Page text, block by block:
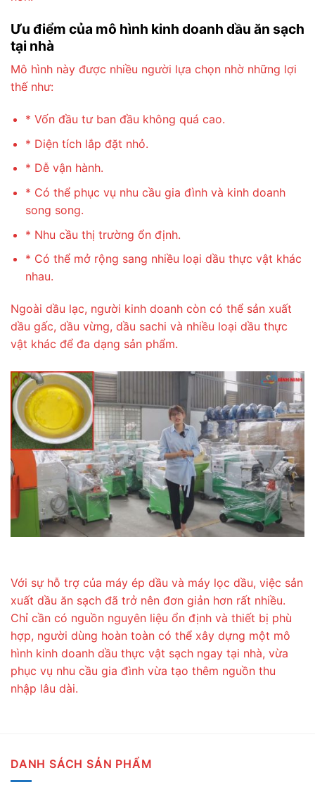
Ưu điểm của mô hình kinh doanh dầu ăn sạch
tại nhà
Mô hình này được nhiều người lựa chọn nhờ những lợi
thế như:
* Vốn đầu tư ban đầu không quá cao.
* Diện tích lắp đặt nhỏ.
* Dễ vận hành.
* Có thể phục vụ nhu cầu gia đình và kinh doanh
song song.
* Nhu cầu thị trường ổn định.
* Có thể mở rộng sang nhiều loại dầu thực vật khác
nhau.
Ngoài dầu lạc, người kinh doanh còn có thể sản xuất
dầu gấc, dầu vừng, dầu sachi và nhiều loại dầu thực
vật khác để đa dạng sản phẩm.
Với sự hỗ trợ của máy ép dầu và máy lọc dầu, việc sản
xuất dầu ăn sạch đã trở nên đơn giản hơn rất nhiều.
Chỉ cần có nguồn nguyên liệu ổn định và thiết bị phù
hợp, người dùng hoàn toàn có thể xây dựng một mô
hình kinh doanh dầu thực vật sạch ngay tại nhà, vừa
phục vụ nhu cầu gia đình vừa tạo thêm nguồn thu
nhập lâu dài.
DANH SÁCH SẢN PHẨM